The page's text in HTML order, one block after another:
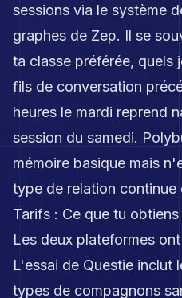
sessions via le système
graphes de Zep. Il se
ta classe préférée, quels
fils de conversation
heures le mardi reprend
session du samedi.
mémoire basique mais
type de relation continue
Tarifs : Ce que tu
Les deux plateformes
L'essai de Questie inclut
types de compagnons